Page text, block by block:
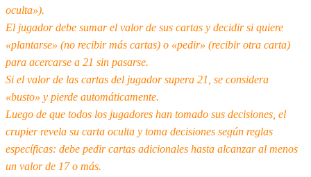
oculta»).
El jugador debe sumar el valor de sus cartas y decidir si quiere
«plantarse» (no recibir más cartas) o «pedir» (recibir otra carta)
para acercarse a 21 sin pasarse.
Si el valor de las cartas del jugador supera 21, se considera
«busto» y pierde automáticamente.
Luego de que todos los jugadores han tomado sus decisiones, el
crupier revela su carta oculta y toma decisiones según reglas
específicas: debe pedir cartas adicionales hasta alcanzar al menos
un valor de 17 o más.